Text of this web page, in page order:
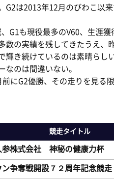
G2は2013年12月のびわこ以
G1も現役最多のV60、生涯
数の実績を残してきたうえ、
輝き続けているのは素晴ら
なのは間違いない。
にG2優勝、その走りを見る
競走タイトル
参株式会社 神秘の健康力杯
争奪戦開設７２周年記念競走